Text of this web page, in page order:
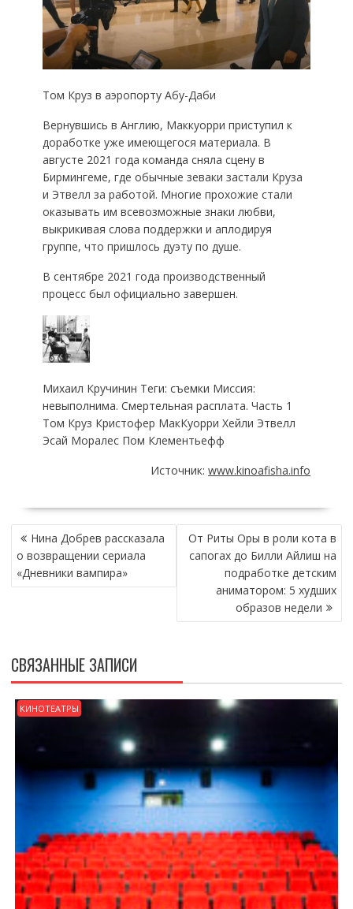
Том Круз в аэропорту Абу-Даби
Вернувшись в Англию, Маккуорри приступил к
доработке уже имеющегося материала. В
августе 2021 года команда сняла сцену в
Бирмингеме, где обычные зеваки застали Круза
и Этвелл за работой. Многие прохожие стали
оказывать им всевозможные знаки любви,
выкрикивая слова поддержки и аплодируя
группе, что пришлось дуэту по душе.
В сентябре 2021 года производственный
процесс был официально завершен.
Михаил Кручинин Теги: съемки Миссия:
невыполнима. Смертельная расплата. Часть 1
Том Круз Кристофер МакКуорри Хейли Этвелл
Эсай Моралес Пом Клементьефф
Источник:www.kinoafisha.info
НАВИГАЦИЯ
ПО
ЗАПИСЯМ
Нина Добрев рассказала
о возвращении сериала
«Дневники вампира»
От Риты Оры в роли кота в
сапогах до Билли Айлиш на
подработке детским
аниматором: 5 худших
образов недели
СВЯЗАННЫЕ ЗАПИСИ
КИНОТЕАТРЫ